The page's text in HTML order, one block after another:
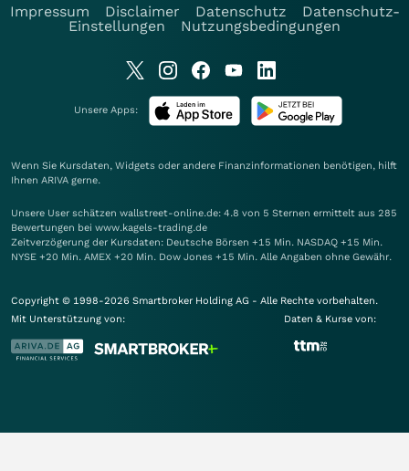
Impressum
Disclaimer Datenschutz
Datenschutz-
Einstellungen
Nutzungsbedingungen
Unsere Apps:
Wenn Sie Kursdaten, Widgets oder andere Finanzinformationen benötigen, hilft
Ihnen ARIVA gerne.
Unsere User schätzen wallstreet-online.de: 4.8 von 5 Sternen ermittelt aus 285
Bewertungen bei www.kagels-trading.de
Zeitverzögerung der Kursdaten: Deutsche Börsen +15 Min. NASDAQ +15 Min.
NYSE +20 Min. AMEX +20 Min. Dow Jones +15 Min. Alle Angaben ohne Gewähr.
Copyright © 1998-2026 Smartbroker Holding AG - Alle Rechte vorbehalten.
Mit Unterstützung von:
Daten & Kurse von: